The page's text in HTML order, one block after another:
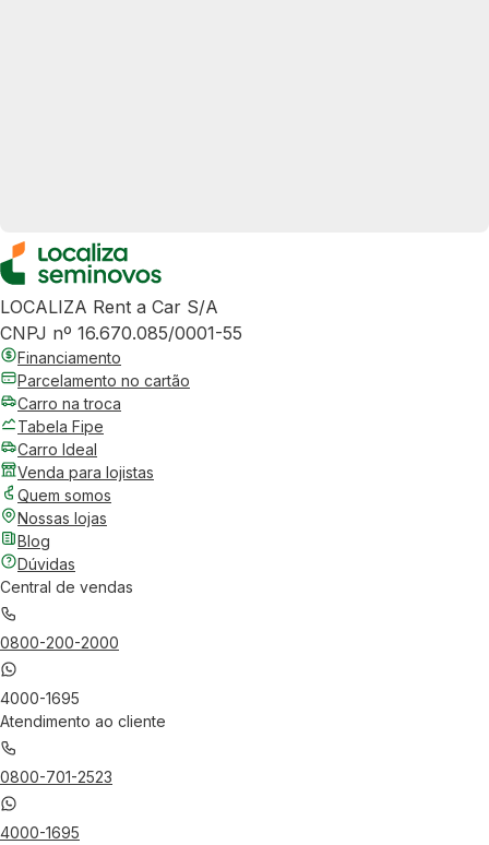
LOCALIZA Rent a Car S/A
CNPJ nº 16.670.085/0001-55
Financiamento
Parcelamento no cartão
Carro na troca
Tabela Fipe
Carro Ideal
Venda para lojistas
Quem somos
Nossas lojas
Blog
Dúvidas
Central de vendas
0800-200-2000
4000-1695
Atendimento ao cliente
0800-701-2523
4000-1695